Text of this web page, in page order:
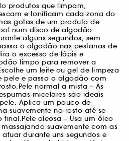
produtos que limpam,
e tonificam cada zona do
gotas de um produto de
num disco de algodão.
alguns segundos, sem
o algodão nas pestanas de
o excesso de lápis e
limpo para remover a
um leite ou gel de limpeza
e passa o algodão com
normal a mista – As
micelares são ideais
Aplica um pouco de
suavemente no rosto até se
final.Pele oleosa – Usa um óleo
suavemente com as
durante uns segundos e